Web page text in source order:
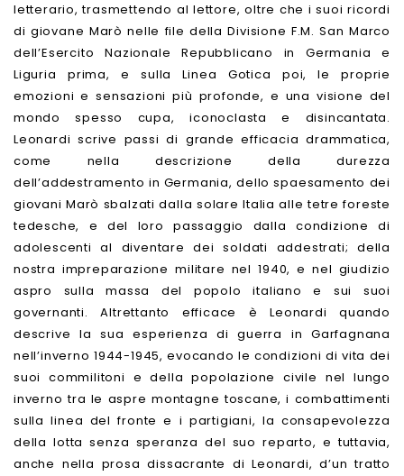
letterario, trasmettendo al lettore, oltre che i suoi ricordi
di giovane Marò nelle file della Divisione F.M. San Marco
dell’Esercito Nazionale Repubblicano in Germania e
Liguria prima, e sulla Linea Gotica poi, le proprie
emozioni e sensazioni più profonde, e una visione del
mondo spesso cupa, iconoclasta e disincantata.
Leonardi scrive passi di grande efficacia drammatica,
come nella descrizione della durezza
dell’addestramento in Germania, dello spaesamento dei
giovani Marò sbalzati dalla solare Italia alle tetre foreste
tedesche, e del loro passaggio dalla condizione di
adolescenti al diventare dei soldati addestrati; della
nostra impreparazione militare nel 1940, e nel giudizio
aspro sulla massa del popolo italiano e sui suoi
governanti. Altrettanto efficace è Leonardi quando
descrive la sua esperienza di guerra in Garfagnana
nell’inverno 1944-1945, evocando le condizioni di vita dei
suoi commilitoni e della popolazione civile nel lungo
inverno tra le aspre montagne toscane, i combattimenti
sulla linea del fronte e i partigiani, la consapevolezza
della lotta senza speranza del suo reparto, e tuttavia,
anche nella prosa dissacrante di Leonardi, d’un tratto